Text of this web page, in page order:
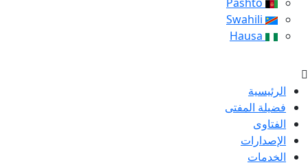
الرئيسية
فضيلة المفتى
الفتاوى
الإصدارات
الخدمات